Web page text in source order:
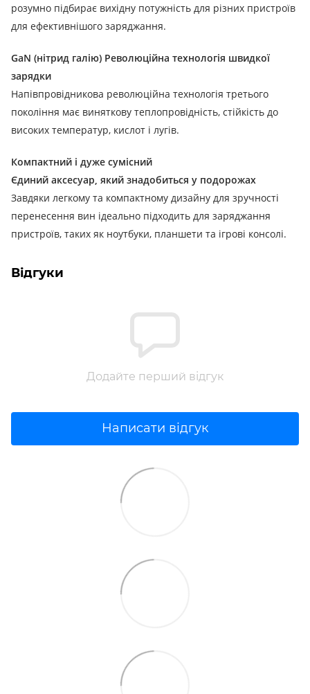
розумно підбирає вихідну потужність для різних пристроїв
для ефективнішого заряджання.
GaN (нітрид галію) Революційна технологія швидкої
зарядки
Напівпровідникова революційна технологія третього
покоління має виняткову теплопровідність, стійкість до
високих температур, кислот і лугів.
Компактний і дуже сумісний
Єдиний аксесуар, який знадобиться у подорожах
Завдяки легкому та компактному дизайну для зручності
перенесення вин ідеально підходить для заряджання
пристроїв, таких як ноутбуки, планшети та ігрові консолі.
Відгуки
Додайте перший відгук
Написати відгук